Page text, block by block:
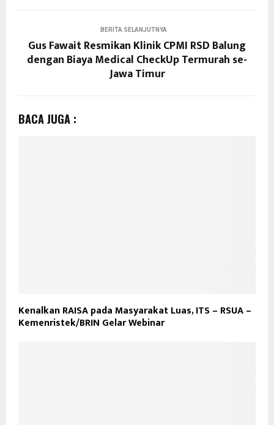
BERITA SELANJUTNYA
Gus Fawait Resmikan Klinik CPMI RSD Balung
dengan Biaya Medical CheckUp Termurah se-
Jawa Timur
BACA JUGA :
Kenalkan RAISA pada Masyarakat Luas, ITS – RSUA –
Kemenristek/BRIN Gelar Webinar